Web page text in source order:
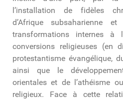
l’installation de fidèles
d’Afrique subsaharienne
transformations internes
conversions religieuses (en
protestantisme évangélique,
ainsi que le
orientales et de l’athéisme
religieux. Face à cette